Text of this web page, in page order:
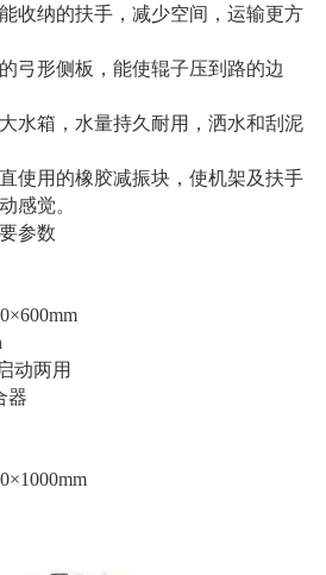
收纳的扶手，减少空间，运输更方
弓形侧板，能使辊子压到路的边
水箱，水量持久耐用，洒水和刮泥
使用的橡胶减振块，使机架及扶手
感觉。
参数
动两用
器